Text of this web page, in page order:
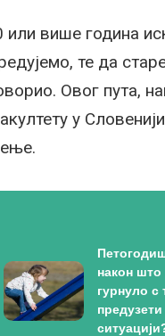
више година
те да
Овог пута,
у Словенији
након што
гурнуло с